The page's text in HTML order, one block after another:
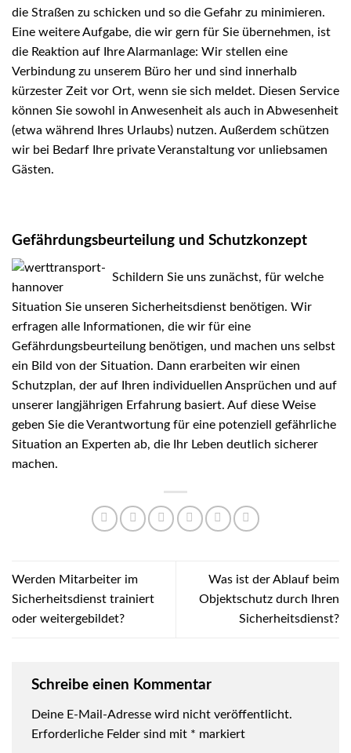
die Straßen zu schicken und so die Gefahr zu minimieren.
Eine weitere Aufgabe, die wir gern für Sie übernehmen, ist
die Reaktion auf Ihre Alarmanlage: Wir stellen eine
Verbindung zu unserem Büro her und sind innerhalb
kürzester Zeit vor Ort, wenn sie sich meldet. Diesen Service
können Sie sowohl in Anwesenheit als auch in Abwesenheit
(etwa während Ihres Urlaubs) nutzen. Außerdem schützen
wir bei Bedarf Ihre private Veranstaltung vor unliebsamen
Gästen.
Gefährdungsbeurteilung und Schutzkonzept
Schildern Sie uns zunächst, für welche
Situation Sie unseren Sicherheitsdienst benötigen. Wir
erfragen alle Informationen, die wir für eine
Gefährdungsbeurteilung benötigen, und machen uns selbst
ein Bild von der Situation. Dann erarbeiten wir einen
Schutzplan, der auf Ihren individuellen Ansprüchen und auf
unserer langjährigen Erfahrung basiert. Auf diese Weise
geben Sie die Verantwortung für eine potenziell gefährliche
Situation an Experten ab, die Ihr Leben deutlich sicherer
machen.
Werden Mitarbeiter im
Sicherheitsdienst trainiert
oder weitergebildet?
Was ist der Ablauf beim
Objektschutz durch Ihren
Sicherheitsdienst?
Schreibe einen Kommentar
Deine E-Mail-Adresse wird nicht veröffentlicht.
Erforderliche Felder sind mit * markiert